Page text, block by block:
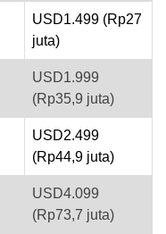
USD1.499 (Rp27
juta)
USD1.999
(Rp35,9 juta)
USD2.499
(Rp44,9 juta)
USD4.099
(Rp73,7 juta)